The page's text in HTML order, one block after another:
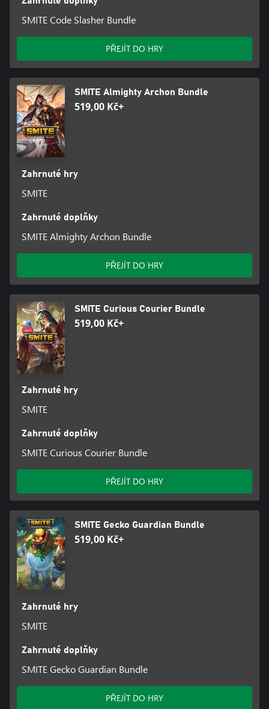
SMITE Code Slasher Bundle
PŘEJÍT DO HRY
SMITE Almighty Archon Bundle
519,00 Kč+
Zahrnuté hry
SMITE
Zahrnuté doplňky
SMITE Almighty Archon Bundle
PŘEJÍT DO HRY
SMITE Curious Courier Bundle
519,00 Kč+
Zahrnuté hry
SMITE
Zahrnuté doplňky
SMITE Curious Courier Bundle
PŘEJÍT DO HRY
SMITE Gecko Guardian Bundle
519,00 Kč+
Zahrnuté hry
SMITE
Zahrnuté doplňky
SMITE Gecko Guardian Bundle
PŘEJÍT DO HRY